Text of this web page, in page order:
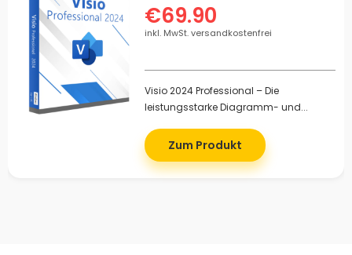
€69.90
inkl. MwSt. versandkostenfrei
Visio 2024 Professional – Die
leistungsstarke Diagramm- und...
Zum Produkt